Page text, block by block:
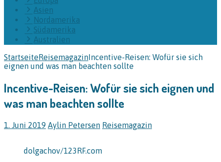
Asien
Nordamerika
Südamerika
Australien
StartseiteReisemagazinIncentive-Reisen: Wofür sie sich
eignen und was man beachten sollte
Incentive-Reisen: Wofür sie sich eignen und
was man beachten sollte
1. Juni 2019 Aylin Petersen Reisemagazin
dolgachov/123RF.com